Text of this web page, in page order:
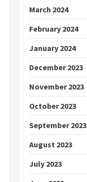
March 2024
February 2024
January 2024
December 2023
November 2023
October 2023
September 2023
August 2023
July 2023